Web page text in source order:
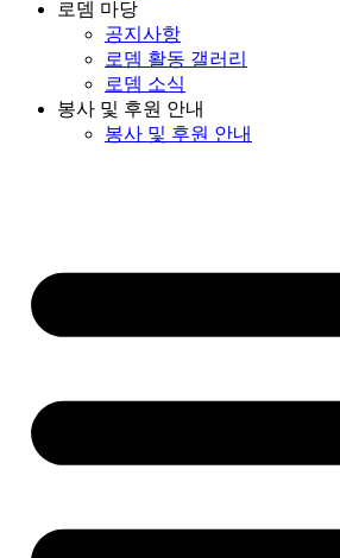
로뎀 마당
공지사항
로뎀 활동 갤러리
로뎀 소식
봉사 및 후원 안내
봉사 및 후원 안내